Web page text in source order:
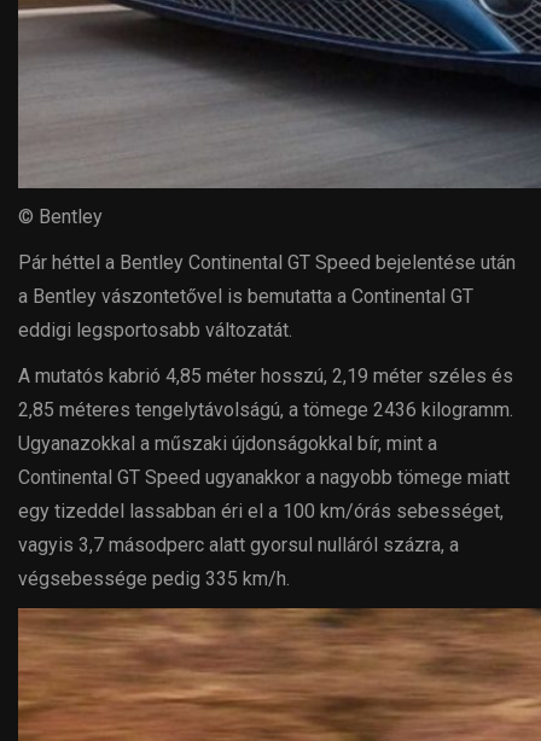
© Bentley
Pár héttel a Bentley Continental GT Speed bejelentése után
a Bentley vászontetővel is bemutatta a Continental GT
eddigi legsportosabb változatát.
A mutatós kabrió 4,85 méter hosszú, 2,19 méter széles és
2,85 méteres tengelytávolságú, a tömege 2436 kilogramm.
Ugyanazokkal a műszaki újdonságokkal bír, mint a
Continental GT Speed ugyanakkor a nagyobb tömege miatt
egy tizeddel lassabban éri el a 100 km/órás sebességet,
vagyis 3,7 másodperc alatt gyorsul nulláról százra, a
végsebessége pedig 335 km/h.